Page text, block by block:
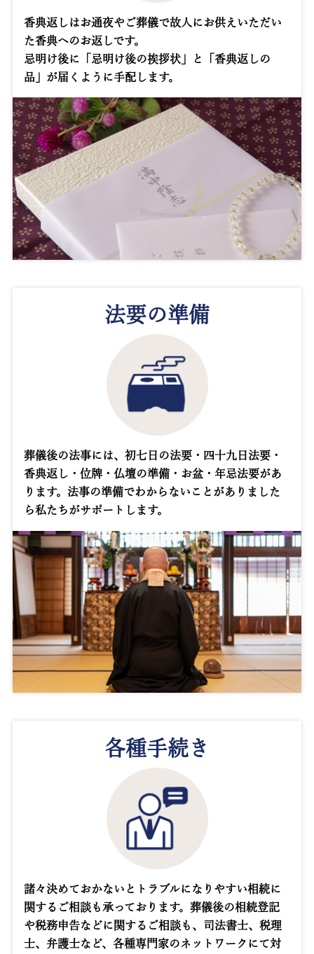
香典返しはお通夜やご葬儀で故人にお供えいただい
た香典へのお返しです。
忌明け後に「忌明け後の挨拶状」と「香典返しの
品」が届くように手配します。
法要の準備
葬儀後の法事には、初七日の法要・四十九日法要・
香典返し・位牌・仏壇の準備・お盆・年忌法要があ
ります。法事の準備でわからないことがありました
ら私たちがサポートします。
各種手続き
諸々決めておかないとトラブルになりやすい相続に
関するご相談も承っております。葬儀後の相続登記
や税務申告などに関するご相談も、司法書士、税理
士、弁護士など、各種専門家のネットワークにて対